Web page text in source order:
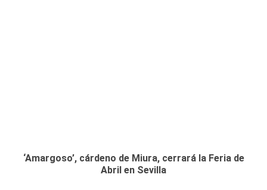
‘Amargoso’, cárdeno de Miura, cerrará la Feria de
Abril en Sevilla